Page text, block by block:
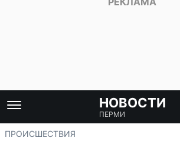
НОВОСТИ
ПЕРМИ
ПРОИСШЕСТВИЯ